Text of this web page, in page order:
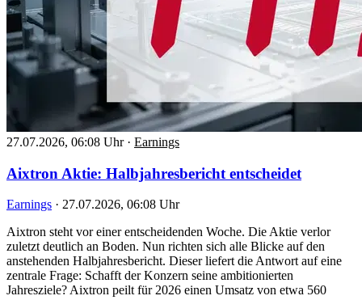
27.07.2026, 06:08 Uhr · Earnings
Aixtron Aktie: Halbjahresbericht entscheidet
Earnings · 27.07.2026, 06:08 Uhr
Aixtron steht vor einer entscheidenden Woche. Die Aktie verlor
zuletzt deutlich an Boden. Nun richten sich alle Blicke auf den
anstehenden Halbjahresbericht. Dieser liefert die Antwort auf eine
zentrale Frage: Schafft der Konzern seine ambitionierten
Jahresziele? Aixtron peilt für 2026 einen Umsatz von etwa 560